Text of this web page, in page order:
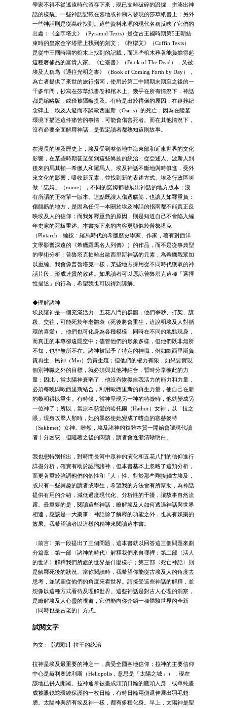
學家不得不從遙遠時代留存下來，現已支離破碎的證據，拼湊出神
話的樣貌。一些神話記載在墓地或神廟內發現的莎草紙書上；另外
一些神話則是從墓碑找到。這些資料來源的現代名稱反映了它們的
出處：《金字塔文》（Pyramid Texts）是從古王國時期第5王朝結
束時的皇家金字塔壁上找到的刻文；《棺槨文》（Coffin Texts）
是從中王國時期的棺木上找到的記載，而這些棺木葬著能負擔得起
這種奢侈品的富貴人家。《亡靈書》（Book of The Dead），又被
埃及人稱為《通往光明之書》（Book of Coming Forth by Day），
為亡者提供了來世的旅行指南，使用於第二中間期末期至之後的一
千多年間，抄寫在莎草紙書卷和棺木上。幾乎在所有情況下，神話
都是縮略版，或僅被隱晦提及。有時是出於禮儀的原因：在喪葬紀
念碑上，埃及人避而不談歐西里斯（Osiris）的死亡，因為在陵墓
環境下描述這件痛苦的事情，可能會傷害死者。而在其他情況下，
沒有必要全面解釋神話，是假定讀者都熟知這則故事。
在漫長的埃及歷史上，埃及受到整個地中海東部和近東世界的文化
影響，在某些時期甚至受到這些異族的統治：從亞述人、波斯人到
後來的馬其頓—希臘人和羅馬人。埃及神話不斷地與時俱進，受外
來文化的影響，吸收新元素，並找到新的表述方式。埃及行政區叫
做「諾姆」（nome），不同的諾姆都發展出神話的地方版本；沒
有所謂的正確單一版本。這點既讓人傷透腦筋，也讓人如釋重負：
傷腦筋的地方，是因為任何一本關於埃及神話的指南都不能真正反
映埃及人的信仰；而我如釋重負的原因，則是知道自己不會陷入編
年史家的死板重述。本書接下來的內容更類似於普魯塔克
（Plutarch，編按：羅馬時代的希臘歷史學家、作家，著有對西洋
文學影響深遠的《希臘羅馬名人列傳》）的作品，而不是從事典型
的學術分析；普魯塔克抽離出歐西里斯神話的元素，為希臘觀眾加
以重編。我會像普魯塔克一樣，某些地方採用從不同時代獲取的神
話片段，形成連貫的敘述。如果讀者可以原諒普魯塔克這種「選擇
性描述」的行為，希望我也可以得到諒解。
◆理解諸神
埃及諸神是一個充滿活力、五花八門的群體，他們爭吵、打架、謀
殺、交往，可能死於年老體衰（死後將會重生，這說明埃及人對循
環的喜愛）。他們也可化身為各種模樣，同時在不同的地點現身，
而真正的本尊卻遠隱空中；儘管他們的形象多樣，但他們既非無所
不知，也非無所不在。諸神被賦予了特定的神職，例如歐西里斯負
責再生，民神（Min）負責生殖；但他們的權力有限，如果要實現
個別神職之外的目標，就必須與其他神結合，暫時分享彼此的力
量：因此，當太陽神衰弱了，他沒有恢復自我活力的能力和力量，
必須每晚與歐西里斯結合，利用歐西里斯的再生力量，使自己在新
的黎明得以重生。有時候，當神呈現另一神的特徵時，他就變成另
一位神了；所以，當原本慈愛的哈托爾（Hathor）女神，以「拉之
眼」現身攻擊人類時，她的暴怒使她變成了嗜血的塞赫麥特
（Sekhmet）女神。雖然，埃及諸神的複雜本質一開始會讓現代讀
者十分困惑，但隨著之後的閱讀，讀者會逐漸清晰明白。
我也想特別指出，對時間長河中眾神的演化和五花八門的信仰進行
詳盡分析，確實有助於認識諸神，但本書基本上忽略了這類分析，
而更著重於強調他們的個性和「人」性。對於那些剛接觸古埃及，
或只有一些興趣的讀者或學生，希望我的方法會有所幫助，為神話
提供有用的介紹，減低過度現代化、分析性的干擾，讓故事自然流
露。最重要的是，閱讀這些神話，瞭解埃及人如何透過神話與世界
相連，應該是一大樂事：神話除了解釋的功能之外，也具有娛樂的
效果。我希望讀者以這樣的精神來閱讀這本書。
〈前言〉第一段提出了三個問題，這本書就以回答這三個問題來劃
分篇章：第一部〈諸神的時代〉解釋我們來自哪裡；第二部〈活人
的世界〉解釋我們所處的世界是什麼樣子；第三部〈死亡神話〉則
是解釋死後的狀況。當你閱讀時，我希望你能從古埃及人的角度去
思考，並試圖從他們的角度來看世界。請接受這些神話的解釋，並
想像以這種方式看待及理解世界。這些神話是對古人心理的洞察，
是瞭解埃及人心靈的視窗，它們能向你介紹一種體驗世界的全新
（同時也是古老的）方式。
試閱文字
內文 : 【試閱1】拉王的統治
拉神是埃及最重要的神之一，廣受全國各地信仰；拉神的主要信仰
中心是赫利奧波利斯（Heliopolis，意思是「太陽之城」），現在
該地已併入開羅。拉神通常被畫成頭頂日輪的鷹頭人身，或單純畫
成被眼鏡蛇環繞保護的一枚日輪，有時日輪兩側還伸展出羽毛翅
膀。太陽神與所有埃及神一樣，都有多種化身。早上，太陽神是聖